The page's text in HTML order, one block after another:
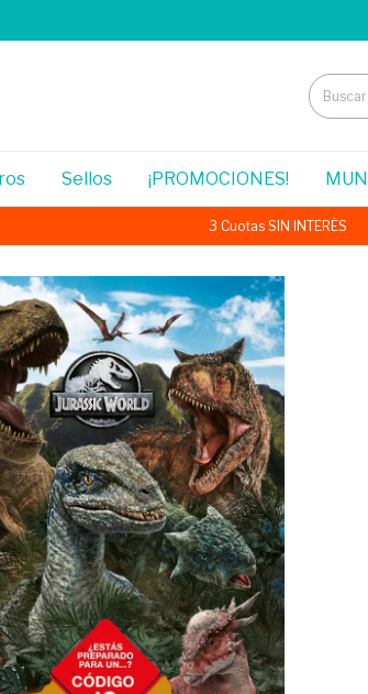
Sellos ¡PROMOCIONES!
3 Cuotas SIN INTERÉS